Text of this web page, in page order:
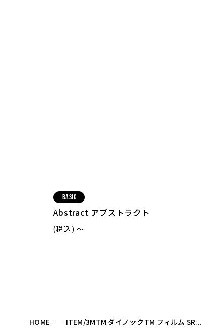
Basic
Abstract アブストラクト
(税込) 〜
HOME ITEM/3MTM ダイノックTM フィルム SR...